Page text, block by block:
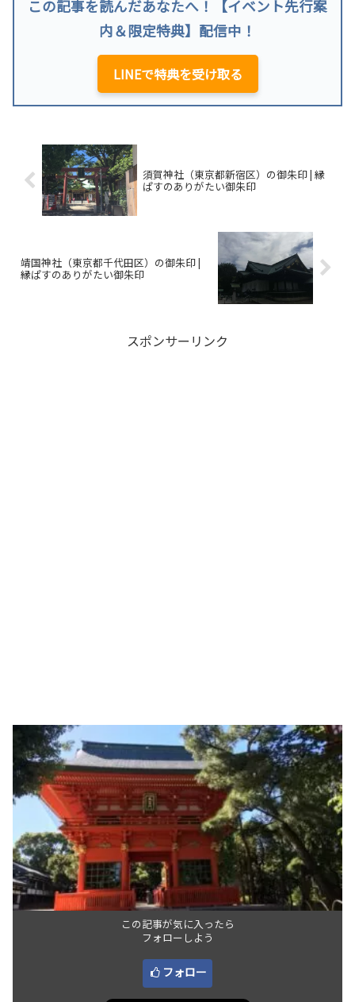
この記事を読んだあなたへ！【イベント先行案
内＆限定特典】配信中！
LINEで特典を受け取る
須賀神社（東京都新宿区）の御朱印 | 縁
ぱすのありがたい御朱印
靖国神社（東京都千代田区）の御朱印 |
縁ぱすのありがたい御朱印
スポンサーリンク
この記事が気に入ったら
フォローしよう
フォロー